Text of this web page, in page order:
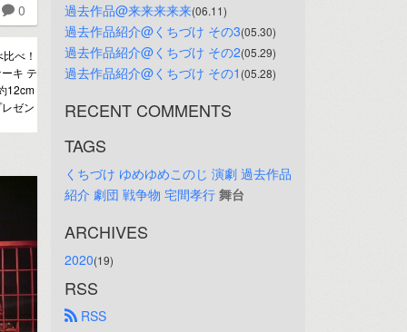
0
べ！
キ テ
12cm
ゼン
過去作品@来来来来来(06.11)
過去作品紹介@くちづけ その3(05.30)
過去作品紹介@くちづけ その2(05.29)
過去作品紹介@くちづけ その1 (05.28)
RECENT COMMENTS
TAGS
くちづけ ゆめゆめこのじ 演劇 過去作品
紹介 劇団 戦争物 宅間孝行 舞台
ARCHIVES
2020(19)
RSS
RSS